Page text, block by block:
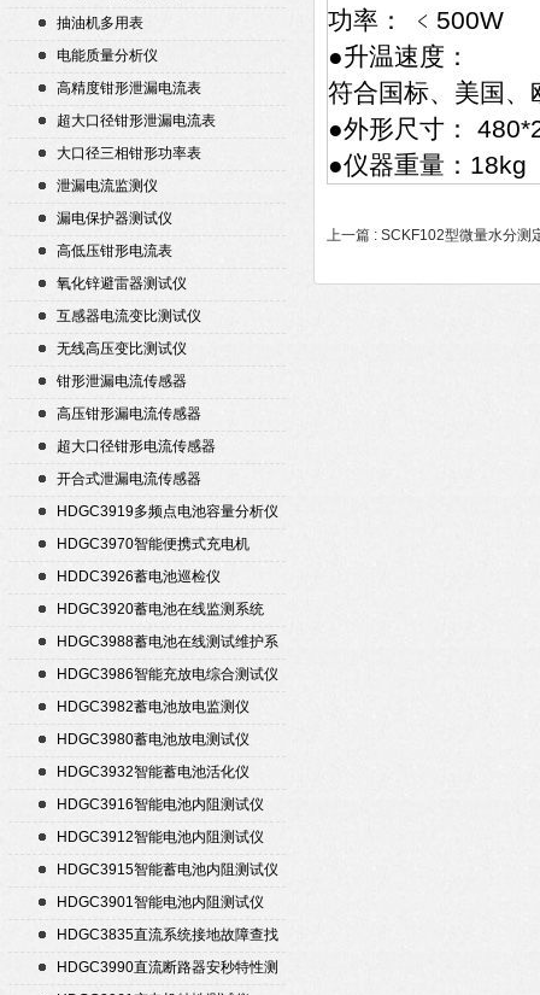
抽油机多用表
电能质量分析仪
高精度钳形泄漏电流表
超大口径钳形泄漏电流表
大口径三相钳形功率表
泄漏电流监测仪
漏电保护器测试仪
高低压钳形电流表
氧化锌避雷器测试仪
互感器电流变比测试仪
无线高压变比测试仪
钳形泄漏电流传感器
高压钳形漏电流传感器
超大口径钳形电流传感器
开合式泄漏电流传感器
HDGC3919多频点电池容量分析仪
HDGC3970智能便携式充电机
HDDC3926蓄电池巡检仪
HDGC3920蓄电池在线监测系统
HDGC3988蓄电池在线测试维护系
统
HDGC3986智能充放电综合测试仪
HDGC3982蓄电池放电监测仪
HDGC3980蓄电池放电测试仪
HDGC3932智能蓄电池活化仪
HDGC3916智能电池内阻测试仪
HDGC3912智能电池内阻测试仪
HDGC3915智能蓄电池内阻测试仪
HDGC3901智能电池内阻测试仪
HDGC3835直流系统接地故障查找
仪
HDGC3990直流断路器安秒特性测
功率： ﹤500W
●升温速度：
符合国标、美国
●外形尺寸：
●仪器重量：18kg
上一篇 : SCKF102型微量水分测